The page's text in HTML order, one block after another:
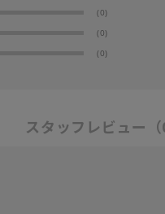
(0)
(0)
(0)
スタッフレビュー